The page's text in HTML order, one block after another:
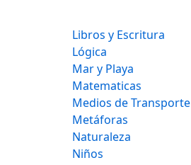
Libros y Escritura
Lógica
Mar y Playa
Matematicas
Medios de Transporte
Metáforas
Naturaleza
Niños